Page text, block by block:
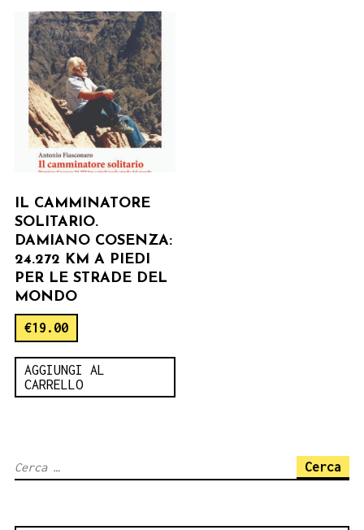
IL CAMMINATORE
SOLITARIO.
DAMIANO COSENZA:
24.272 KM A PIEDI
PER LE STRADE DEL
MONDO
€19.00
AGGIUNGI AL
CARRELLO
Ricerca